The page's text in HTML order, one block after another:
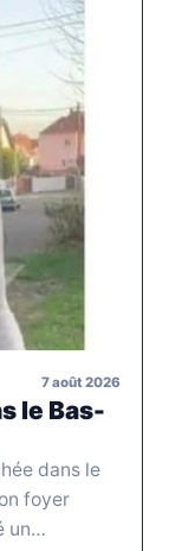
7 août 2026
le Bas-
dans le
foyer
un…